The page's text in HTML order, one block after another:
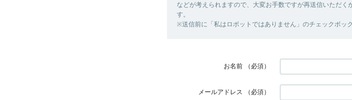
などが考えられますので、大変お手数ですが再送信いただく
す。
※送信前に「私はロボットではありません」のチェックボッ
お名前 （必須）
メールアドレス （必須）